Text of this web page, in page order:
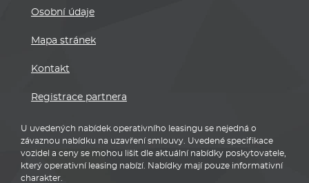
Osobní údaje
Mapa stránek
Kontakt
Registrace partnera
U uvedených nabídek operativního leasingu se nejedná o
závaznou nabídku na uzavření smlouvy. Uvedené specifikace
vozidel a ceny se mohou lišit dle aktuální nabídky poskytovatele,
který operativní leasing nabízí. Nabídky mají pouze informativní
charakter.